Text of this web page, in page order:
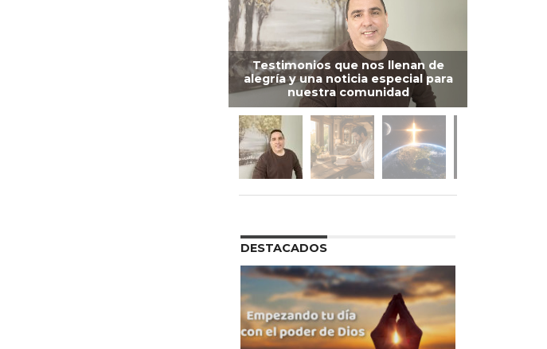
Testimonios que nos llenan de
alegría y una noticia especial para
nuestra comunidad
DESTACADOS